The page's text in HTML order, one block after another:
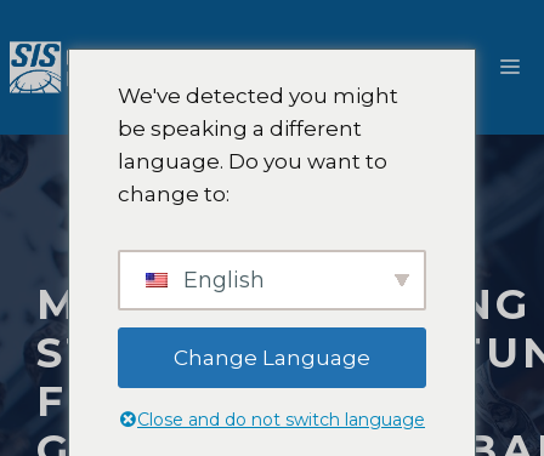
Inhalt
springen
FÜR
We've detected you might
be speaking a different
language. Do you want to
change to:
English
Change Language
Close and do not switch language